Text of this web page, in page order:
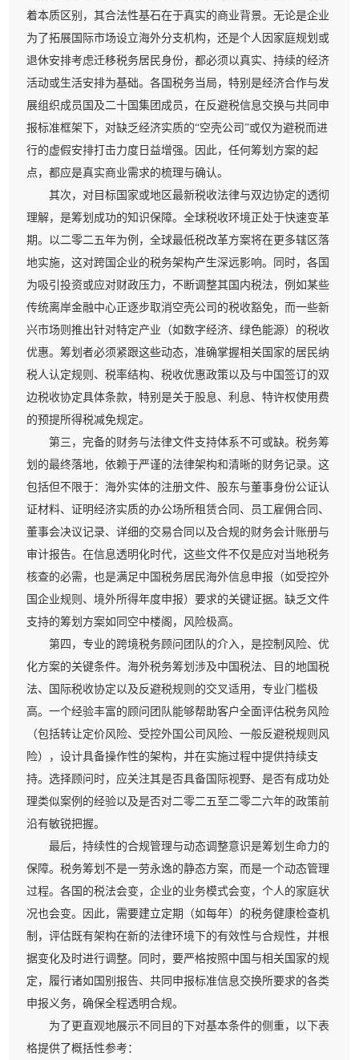
着本质区别，其合法性基石在于真实的商业背景。无论是企业
为了拓展国际市场设立海外分支机构，还是个人因家庭规划或
退休安排考虑迁移税务居民身份，都必须以真实、持续的经济
活动或生活安排为基础。各国税务当局，特别是经济合作与发
展组织成员国及二十国集团成员，在反避税信息交换与共同申
报标准框架下，对缺乏经济实质的“空壳公司”或仅为避税而进
行的虚假安排打击力度日益增强。因此，任何筹划方案的起
点，都应是真实商业需求的梳理与确认。
其次，对目标国家或地区最新税收法律与双边协定的透彻
理解，是筹划成功的知识保障。全球税收环境正处于快速变革
期。以二零二五年为例，全球最低税改革方案将在更多辖区落
地实施，这对跨国企业的税务架构产生深远影响。同时，各国
为吸引投资或应对财政压力，不断调整其国内税法，例如某些
传统离岸金融中心正逐步取消空壳公司的税收豁免，而一些新
兴市场则推出针对特定产业（如数字经济、绿色能源）的税收
优惠。筹划者必须紧跟这些动态，准确掌握相关国家的居民纳
税人认定规则、税率结构、税收优惠政策以及与中国签订的双
边税收协定具体条款，特别是关于股息、利息、特许权使用费
的预提所得税减免规定。
第三，完备的财务与法律文件支持体系不可或缺。税务筹
划的最终落地，依赖于严谨的法律架构和清晰的财务记录。这
包括但不限于：海外实体的注册文件、股东与董事身份公证认
证材料、证明经济实质的办公场所租赁合同、员工雇佣合同、
董事会决议记录、详细的交易合同以及合规的财务会计账册与
审计报告。在信息透明化时代，这些文件不仅是应对当地税务
核查的必需，也是满足中国税务居民海外信息申报（如受控外
国企业规则、境外所得年度申报）要求的关键证据。缺乏文件
支持的筹划方案如同空中楼阁，风险极高。
第四，专业的跨境税务顾问团队的介入，是控制风险、优
化方案的关键条件。海外税务筹划涉及中国税法、目的地国税
法、国际税收协定以及反避税规则的交叉适用，专业门槛极
高。一个经验丰富的顾问团队能够帮助客户全面评估税务风险
（包括转让定价风险、受控外国公司风险、一般反避税规则风
险），设计具备操作性的架构，并在实施过程中提供持续支
持。选择顾问时，应关注其是否具备国际视野、是否有成功处
理类似案例的经验以及是否对二零二五至二零二六年的政策前
沿有敏锐把握。
最后，持续性的合规管理与动态调整意识是筹划生命力的
保障。税务筹划不是一劳永逸的静态方案，而是一个动态管理
过程。各国的税法会变，企业的业务模式会变，个人的家庭状
况也会变。因此，需要建立定期（如每年）的税务健康检查机
制，评估既有架构在新的法律环境下的有效性与合规性，并根
据变化及时进行调整。同时，要严格按照中国与相关国家的规
定，履行诸如国别报告、共同申报标准信息交换所要求的各类
申报义务，确保全程透明合规。
为了更直观地展示不同目的下对基本条件的侧重，以下表
格提供了概括性参考：